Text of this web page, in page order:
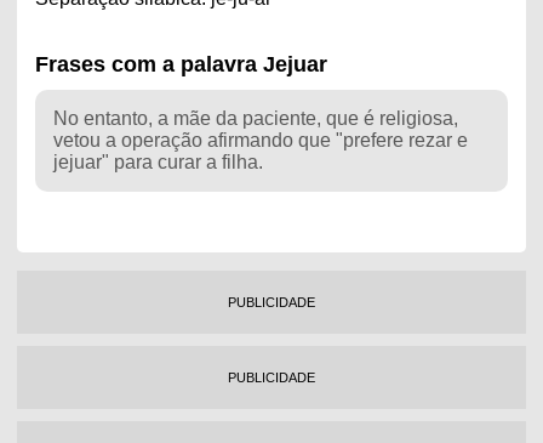
Frases com a palavra Jejuar
No entanto, a mãe da paciente, que é religiosa,
vetou a operação afirmando que "prefere rezar e
jejuar" para curar a filha.
PUBLICIDADE
PUBLICIDADE